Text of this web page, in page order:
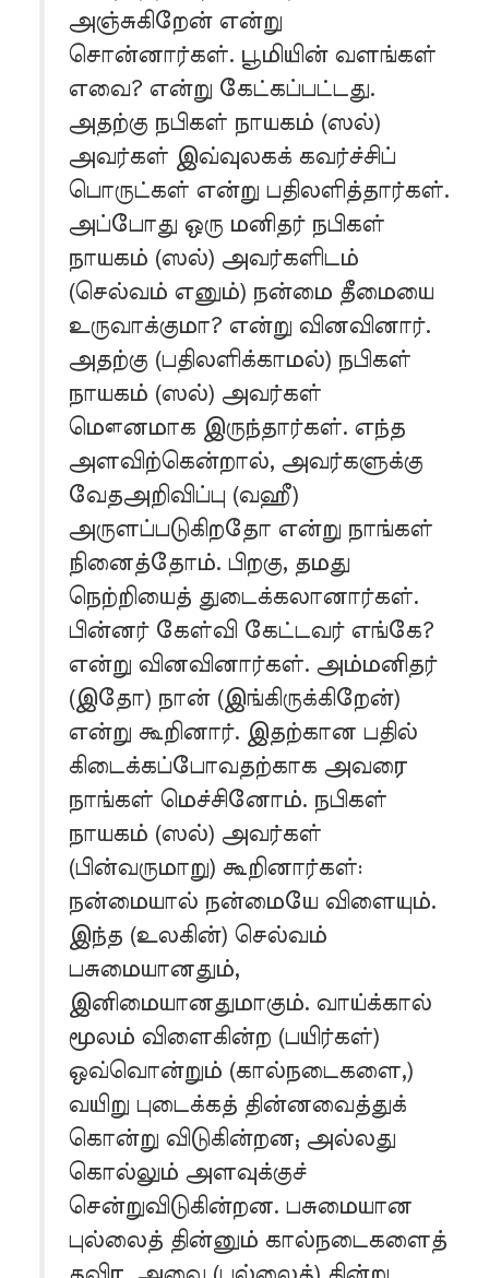
அஞ்சுகிறேன் என்று
சொன்னார்கள். பூமியின் வளங்கள்
எவை? என்று கேட்கப்பட்டது.
அதற்கு நபிகள் நாயகம் (ஸல்)
அவர்கள் இவ்வுலகக் கவர்ச்சிப்
பொருட்கள் என்று பதிலளித்தார்கள்.
அப்போது ஒரு மனிதர் நபிகள்
நாயகம் (ஸல்) அவர்களிடம்
(செல்வம் எனும்) நன்மை தீமையை
உருவாக்குமா? என்று வினவினார்.
அதற்கு (பதிலளிக்காமல்) நபிகள்
நாயகம் (ஸல்) அவர்கள்
மௌனமாக இருந்தார்கள். எந்த
அளவிற்கென்றால், அவர்களுக்கு
வேதஅறிவிப்பு (வஹீ)
அருளப்படுகிறதோ என்று நாங்கள்
நினைத்தோம். பிறகு, தமது
நெற்றியைத் துடைக்கலானார்கள்.
பின்னர் கேள்வி கேட்டவர் எங்கே?
என்று வினவினார்கள். அம்மனிதர்
(இதோ) நான் (இங்கிருக்கிறேன்)
என்று கூறினார். இதற்கான பதில்
கிடைக்கப்போவதற்காக அவரை
நாங்கள் மெச்சினோம். நபிகள்
நாயகம் (ஸல்) அவர்கள்
(பின்வருமாறு) கூறினார்கள்:
நன்மையால் நன்மையே விளையும்.
இந்த (உலகின்) செல்வம்
பசுமையானதும்,
இனிமையானதுமாகும். வாய்க்கால்
மூலம் விளைகின்ற (பயிர்கள்)
ஒவ்வொன்றும் (கால்நடைகளை,)
வயிறு புடைக்கத் தின்னவைத்துக்
கொன்று விடுகின்றன; அல்லது
கொல்லும் அளவுக்குச்
சென்றுவிடுகின்றன. பசுமையான
புல்லைத் தின்னும் கால்நடைகளைத்